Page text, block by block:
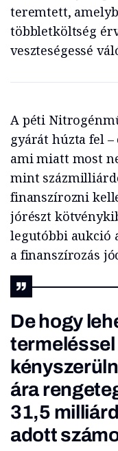
teremtett,
többletköltség
veszteségessé
A péti
gyárát húzta fel –
ami miatt most
mint
finanszírozni
jórészt
legutóbbi aukció
a finanszírozás
De hogy
termeléssel
ára
31,5
adott